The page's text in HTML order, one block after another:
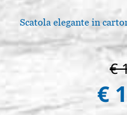
Scatola elegante in
€
€